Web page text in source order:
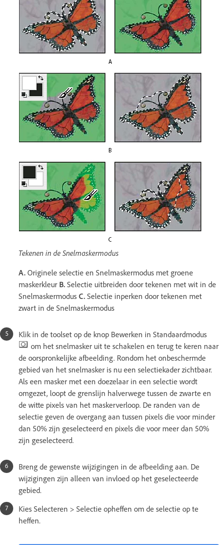
Tekenen in de Snelmaskermodus
A. Originele selectie en Snelmaskermodus met groene
maskerkleur B. Selectie uitbreiden door tekenen met wit in de
Snelmaskermodus C. Selectie inperken door tekenen met
zwart in de Snelmaskermodus
Klik in de toolset op de knop Bewerken in Standaardmodus
om het snelmasker uit te schakelen en terug te keren naar
de oorspronkelijke afbeelding. Rondom het onbeschermde
gebied van het snelmasker is nu een selectiekader zichtbaar.
Als een masker met een doezelaar in een selectie wordt
omgezet, loopt de grenslijn halverwege tussen de zwarte en
de witte pixels van het maskerverloop. De randen van de
selectie geven de overgang aan tussen pixels die voor minder
dan 50% zijn geselecteerd en pixels die voor meer dan 50%
zijn geselecteerd.
Breng de gewenste wijzigingen in de afbeelding aan. De
wijzigingen zijn alleen van invloed op het geselecteerde
gebied.
Kies Selecteren > Selectie opheffen om de selectie op te
heffen.